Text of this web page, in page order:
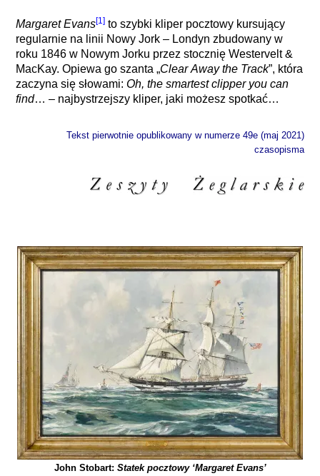
Margaret Evans[1] to szybki kliper pocztowy kursujący
regularnie na linii Nowy Jork – Londyn zbudowany w
roku 1846 w Nowym Jorku przez stocznię Westervelt &
MacKay. Opiewa go szanta „Clear Away the Track”, która
zaczyna się słowami:Oh, the smartest clipper you can
find… – najbystrzejszy kliper, jaki możesz spotkać…
Tekst pierwotnie opublikowany w numerze 49e (maj 2021)
czasopisma
John Stobart: Statek pocztowy ‘Margaret Evans’